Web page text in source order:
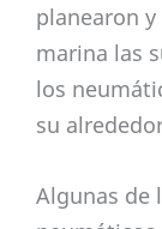
planearon
marina las
los
su
Algunas de